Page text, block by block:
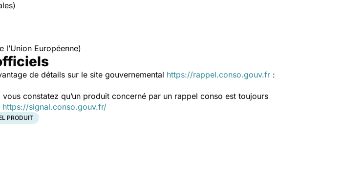
l’Union Européenne)
de détails sur le site gouvernemental https://rappel.conso.gouv.fr :
constatez qu’un produit concerné par un rappel conso est toujours
https://signal.conso.gouv.fr/
PRODUIT